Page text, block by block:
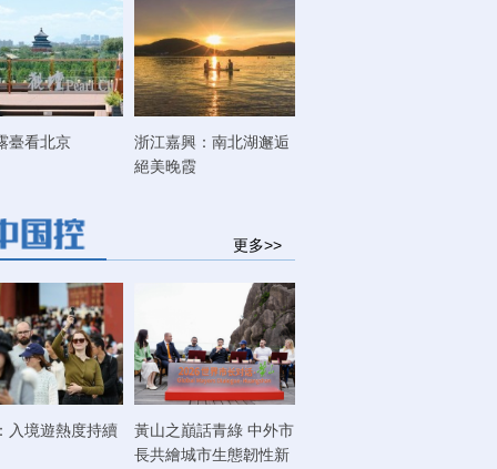
臺看北京
浙江嘉興：南北湖邂逅
絕美晚霞
更多>>
入境遊熱度持續
黃山之巔話青綠 中外市
長共繪城市生態韌性新